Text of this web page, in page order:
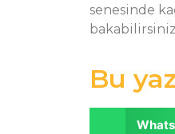
senesinde
Bu